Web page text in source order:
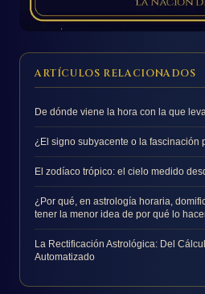
ARTÍCULOS RELACIONADOS
De dónde viene la hora con la que
¿El signo subyacente o la fascinación
El zodíaco trópico: el cielo medido
¿Por qué, en astrología horaria,
tener la menor idea de por qué lo
La Rectificación Astrológica: Del
Automatizado